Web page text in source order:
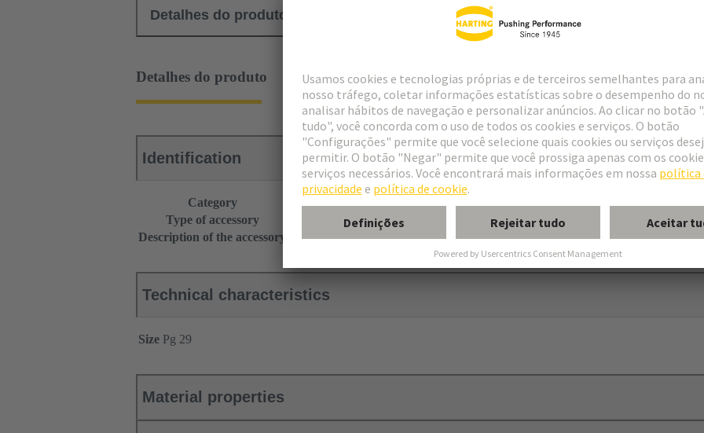
Detalhes do produto Produtos correspondentes
Detalhes do produto
Identification
Category
Type of accessory
Description of the accessory
+ 2 pressure plates
Technical characteristics
Size Pg 29
Material properties